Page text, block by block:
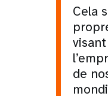
Cela
de